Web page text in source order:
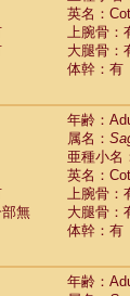
lar
moloch(2)
muelleri(0)
pileatus(5)
hybrid(0)
concolor(0)
(0)
beringei(0)
gorilla(0)
melanura
lowii
英名：
上腕骨：
大腿骨：
体幹：有
年齢：
属名：
亜種小名
英名：
上腕骨：
無
大腿骨：
体幹：有
年齢：